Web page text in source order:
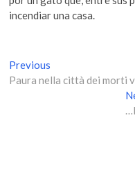
incendiar una casa.
N
a
Previous
r
Paura nella città dei morti